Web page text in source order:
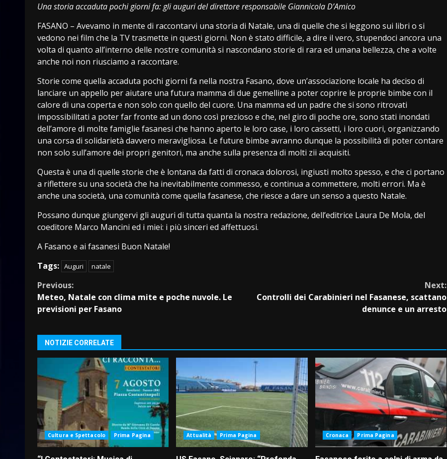
Una storia accaduta pochi giorni fa: gli auguri del direttore responsabile Giannicola D’Amico
FASANO – Avevamo in mente di raccontarvi una storia di Natale, una di quelle che si leggono sui libri o si
vedono nei film che la TV trasmette in questi giorni. Non è stato difficile, a dire il vero, stupendoci ancora una
volta di quanto all’interno delle nostre comunità si nascondano storie di rara ed umana bellezza, che a volte
anche noi non riusciamo a raccontare.
Storie come quella accaduta pochi giorni fa nella nostra Fasano, dove un’associazione locale ha deciso di
lanciare un appello per aiutare una futura mamma di due gemelline a poter coprire le proprie bimbe con il
calore di una coperta e non solo con quello del cuore. Una mamma ed un padre che si sono ritrovati
impossibilitati a poter far fronte ad un dono così prezioso e che, nel giro di poche ore, sono stati inondati
dell’amore di molte famiglie fasanesi che hanno aperto le loro case, i loro cassetti, i loro cuori, organizzando
una corsa di solidarietà davvero meravigliosa. Le future bimbe avranno dunque la possibilità di poter contare
non solo sull’amore dei propri genitori, ma anche sulla presenza di molti zii acquisiti.
Questa è una di quelle storie che è lontana da fatti di cronaca dolorosi, ingiusti molto spesso, e che ci portano
a riflettere su una società che ha inevitabilmente commesso, e continua a commettere, molti errori. Ma è
anche una società, una comunità come quella fasanese, che riesce a dare un senso a questo Natale.
Possano dunque giungervi gli auguri di tutta quanta la nostra redazione, dell’editrice Laura De Mola, del
coeditore Marco Mancini ed i miei: i più sinceri ed affettuosi.
A Fasano e ai fasanesi Buon Natale!
Tags: Auguri natale
Continue
Reading
Previous:
Meteo, Natale con clima mite e poche nuvole. Le
previsioni per Fasano
Next:
Controlli dei Carabinieri nel Fasanese, scattano
denunce e un arresto
NOTIZIE CORRELATE
Cultura e Spettacolo Prima Pagina Attualità Prima Pagina Cronaca Prima Pagina